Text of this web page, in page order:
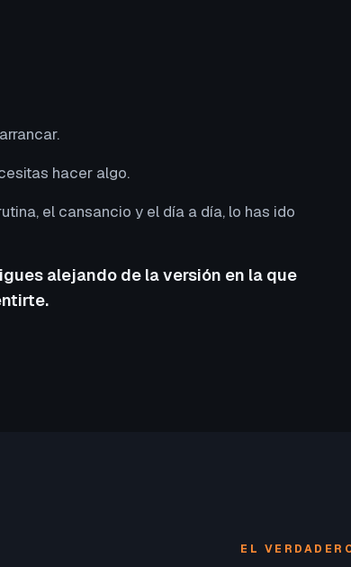
hacer algo.
el cansancio y el día a día, lo has ido
alejando de la versión en la que
EL